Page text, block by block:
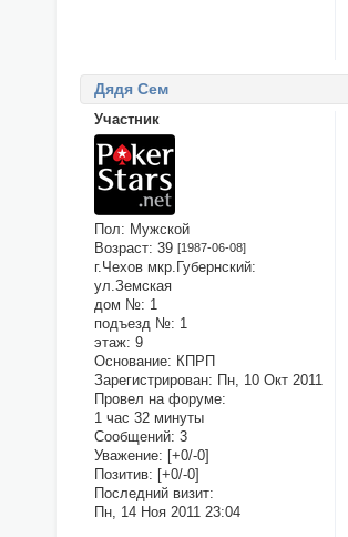
Дядя Сем
Участник
Пол: Мужской
Возраст: 39 [1987-06-08]
г.Чехов мкр.Губернский:
ул.Земская
дом №: 1
подъезд №: 1
этаж: 9
Основание: КПРП
Зарегистрирован: Пн, 10 Окт 2011
Провел на форуме:
1 час 32 минуты
Сообщений: 3
Уважение: [+0/-0]
Позитив: [+0/-0]
Последний визит:
Пн, 14 Ноя 2011 23:04